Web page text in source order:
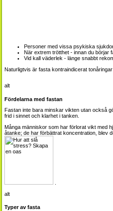
Personer med vissa psykiska
När extrem trötthet - innan du börjar
Vid kall väderlek - länge snabbt
Naturligtvis är fasta kontraindicerat
Fördelarna med fastan
Fastan inte bara minskar vikten utan också
frid i sinnet och klarhet i tanken.
Många människor som har förlorat vikt med
åtanke; de har förbättrat koncentration, blev
Typer av fasta